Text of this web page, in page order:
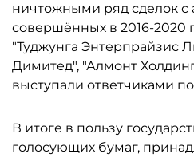
ничтожными ряд сделок
совершённых в 2016-2020
"Туджунга Энтерпрайзис
Димитед", "Алмонт
выступали ответчиками
В итоге в пользу
голосующих бумаг,